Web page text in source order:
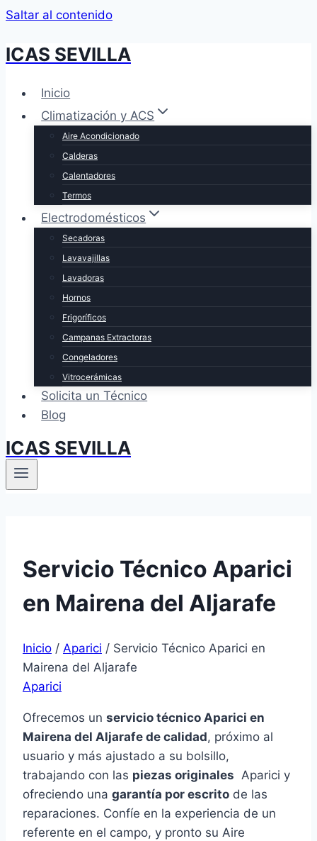
Saltar al contenido
ICAS SEVILLA
Inicio
Climatización y ACS
Aire Acondicionado
Calderas
Calentadores
Termos
Electrodomésticos
Secadoras
Lavavajillas
Lavadoras
Hornos
Frigoríficos
Campanas Extractoras
Congeladores
Vitrocerámicas
Solicita un Técnico
Blog
ICAS SEVILLA
Servicio Técnico Aparici
en Mairena del Aljarafe
Inicio / Aparici / Servicio Técnico Aparici en
Mairena del Aljarafe
Aparici
Ofrecemos un servicio técnico Aparici en
Mairena del Aljarafe de calidad, próximo al
usuario y más ajustado a su bolsillo,
trabajando con las piezas originales Aparici y
ofreciendo una garantía por escrito de las
reparaciones. Confíe en la experiencia de un
referente en el campo, y pronto su Aire